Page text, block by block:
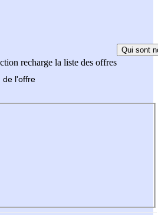
recharge la liste des offres
Qui sont
de l'offre